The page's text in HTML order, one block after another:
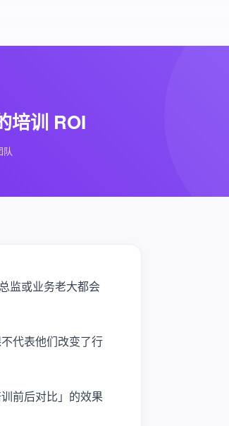
培训 ROI
监或业务老大都会
代表他们改变了行
前后对比」的效果